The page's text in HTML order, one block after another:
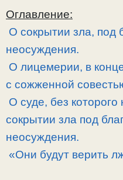
Оглавление:
О сокрытии зла, под
неосуждения.
О лицемерии, в
с сожженной
О суде, без
сокрытии зла под
неосуждения.
«Они будут верить